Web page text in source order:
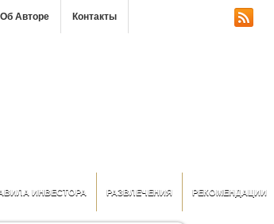
Об Авторе Контакты
ИНВЕСТОРА РАЗВЛЕЧЕНИЯ РЕКОМЕНДАЦИИ